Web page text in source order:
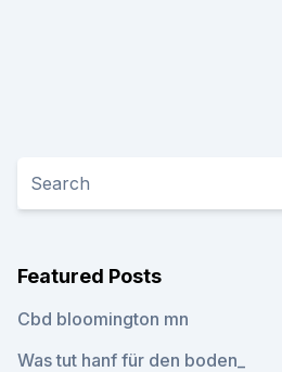
Featured Posts
Cbd bloomington mn
Was tut hanf für den boden_